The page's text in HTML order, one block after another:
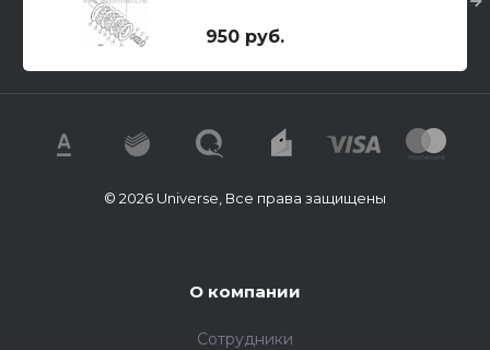
950 руб.
© 2026 Universe, Все права защищены
О компании
Сотрудники